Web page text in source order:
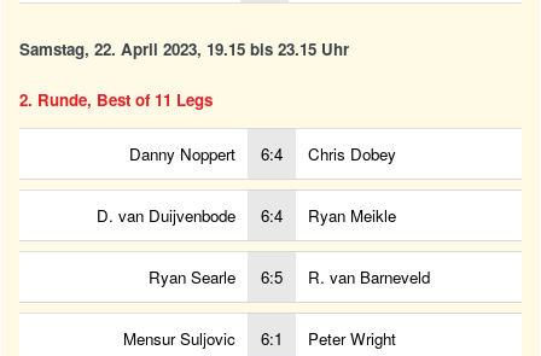
Samstag, 22. April 2023, 19.15 bis 23.15 Uhr
2. Runde, Best of 11 Legs
Danny Noppert 6:4 Chris Dobey
D. van Duijvenbode 6:4 Ryan Meikle
Ryan Searle 6:5 R. van Barneveld
Mensur Suljovic 6:1 Peter Wright